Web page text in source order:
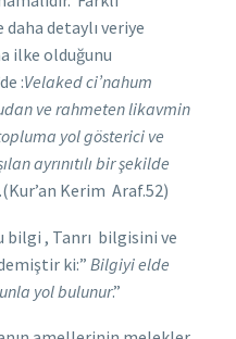
detaylı veriye
ilke olduğunu
:Velaked ci’nahum
ve rahmeten likavmin
yol gösterici ve
ayrınıtılı bir şekilde
.(Kur’an Kerim Araf.52)
bilgi , Tanrı bilgisini ve
ki:” Bilgiyi elde
yol bulunur.”